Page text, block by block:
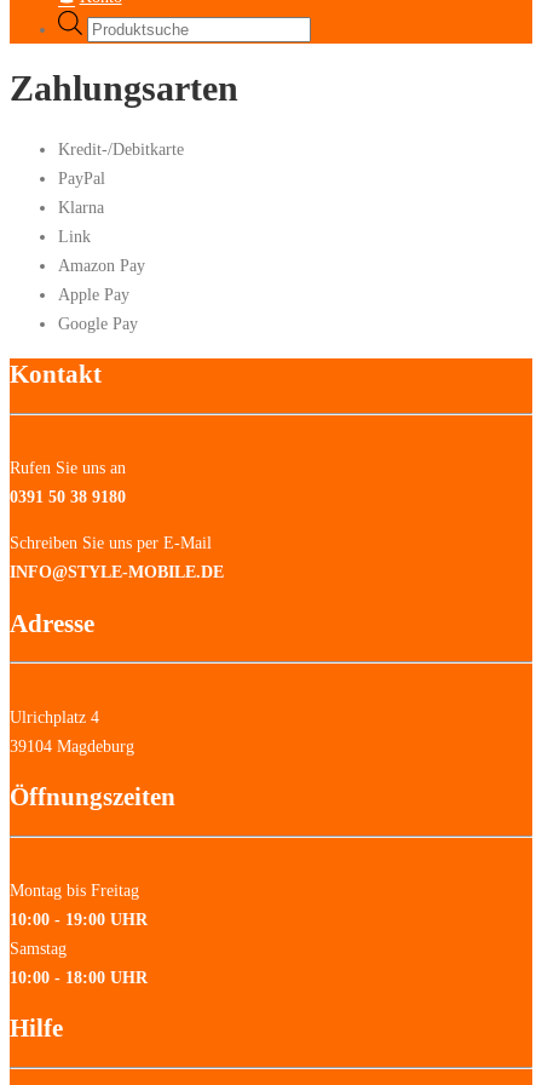
Products
Zahlungsarten
Kredit-/Debitkarte
PayPal
Klarna
Link
Amazon Pay
Apple Pay
Google Pay
Kontakt
Rufen Sie uns an
0391 50 38 9180
Schreiben Sie uns per E-Mail
INFO@STYLE-MOBILE.DE
Adresse
Ulrichplatz 4
39104 Magdeburg
Öffnungszeiten
Montag bis Freitag
10:00 - 19:00 UHR
Samstag
10:00 - 18:00 UHR
Hilfe